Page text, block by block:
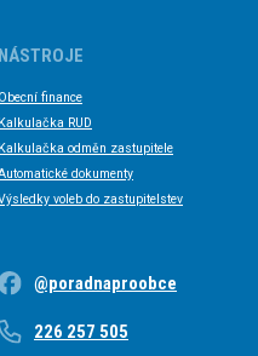
NÁSTROJE
Obecní finance
Kalkulačka RUD
Kalkulačka odměn zastupitele
dokumenty
voleb do zastupitelstev
@poradnaproobce
226 257 505